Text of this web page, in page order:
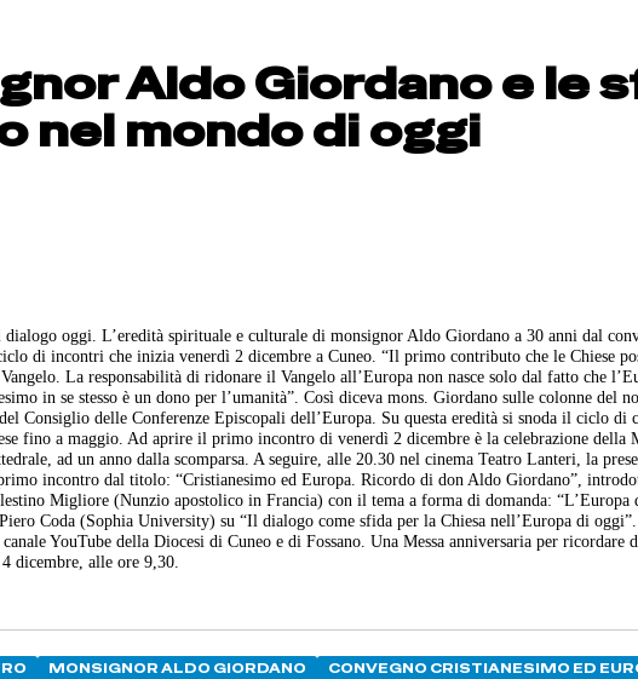
Aldo Giordano e le
nel mondo di oggi
dialogo oggi. L’eredità spirituale e culturale di monsignor Aldo Giordano a 30 anni dal
di incontri che inizia venerdì 2 dicembre a Cuneo. “Il primo contributo che le Chiese
La responsabilità di ridonare il Vangelo all’Europa non nasce solo dal fatto che
in se stesso è un dono per l’umanità”. Così diceva mons. Giordano sulle colonne del
Consiglio delle Conferenze Episcopali dell’Europa. Su questa eredità si snoda il ciclo di
fino a maggio. Ad aprire il primo incontro di venerdì 2 dicembre è la celebrazione della
ad un anno dalla scomparsa. A seguire, alle 20.30 nel cinema Teatro Lanteri, la
incontro dal titolo: “Cristianesimo ed Europa. Ricordo di don Aldo Giordano”,
Migliore (Nunzio apostolico in Francia) con il tema a forma di domanda:
Coda (Sophia University) su “Il dialogo come sfida per la Chiesa nell’Europa di
YouTube della Diocesi di Cuneo e di Fossano. Una Messa anniversaria per ricordare
dicembre, alle ore 9,30.
MONSIGNOR ALDO GIORDANO CONVEGNO CRISTIANESIMO ED